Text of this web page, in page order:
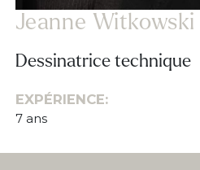
Jeanne Witkowski
Dessinatrice technique
EXPÉRIENCE:
7 ans